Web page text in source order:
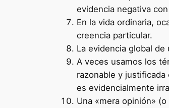
evidencia negativa
En la vida ordinaria,
creencia particular.
La evidencia global
A veces usamos los
razonable y
es evidencialmente
Una «mera opinión»